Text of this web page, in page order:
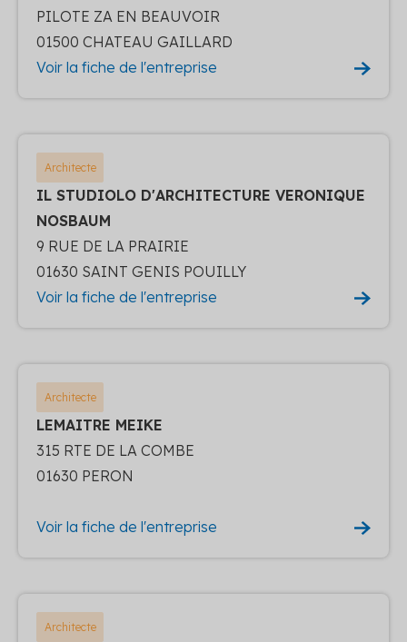
PILOTE ZA EN BEAUVOIR
01500 CHATEAU GAILLARD
Voir la fiche de l'entreprise
Architecte
IL STUDIOLO D'ARCHITECTURE VERONIQUE
NOSBAUM
9 RUE DE LA PRAIRIE
01630 SAINT GENIS POUILLY
Voir la fiche de l'entreprise
Architecte
LEMAITRE MEIKE
315 RTE DE LA COMBE
01630 PERON
Voir la fiche de l'entreprise
Architecte